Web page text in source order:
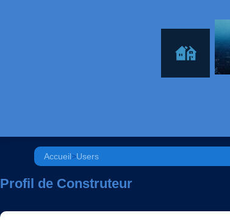
Accueil>Users
Profil de Construteur